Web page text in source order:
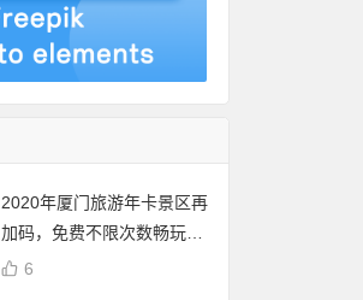
2020年厦门旅游年卡景区再
加码，免费不限次数畅玩24
个景点
6